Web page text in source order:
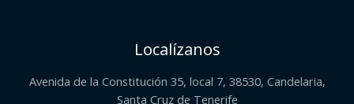
Localízanos
Avenida de la Constitución 35, local 7, 38530, Candelaria,
Santa Cruz de Tenerife